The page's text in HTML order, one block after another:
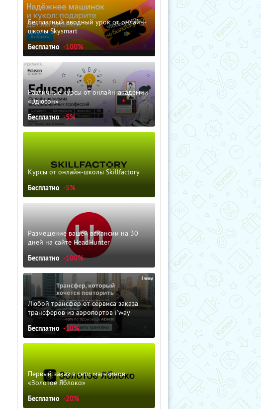
Бесплатный вводный урок от онлайн-
школы Skysmart
Бесплатно -100%
Различные курсы от онлайн-академии
«Эдюсон»
Бесплатно -5%
Курсы от онлайн-школы Skillfactory
Бесплатно -5%
Размещение вашей вакансии на 30
дней на сайте HeadHunter
Бесплатно -100%
Любой трансфер от сервиса заказа
трансферов из аэропортов i'way
Бесплатно -10%
Первый заказ в сети магазинов
«Золотое Яблоко»
Бесплатно -20%